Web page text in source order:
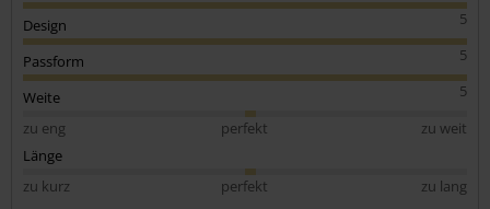
5
Design
5
Passform
5
Weite
zu eng
perfekt
zu weit
Länge
zu kurz
perfekt zu lang